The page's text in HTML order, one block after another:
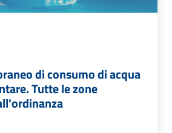
di consumo di acqua
Tutte le zone